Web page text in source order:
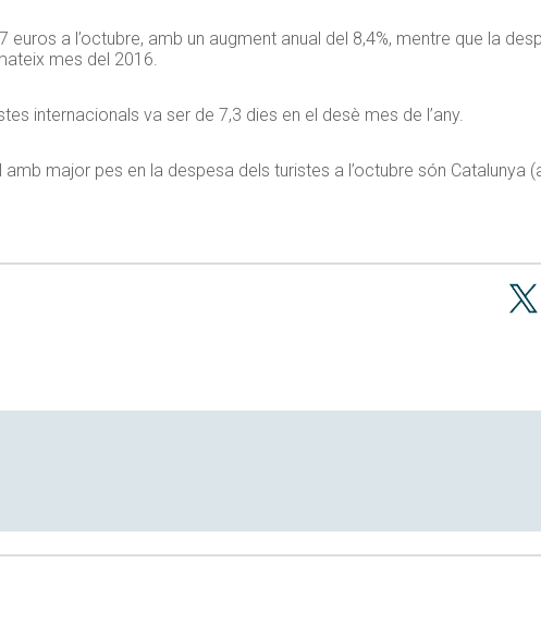
a l’octubre, amb un augment anual del 8,4%, mentre que la
mes del 2016.
internacionals va ser de 7,3 dies en el desè mes de l’any.
major pes en la despesa dels turistes a l’octubre són Catalunya